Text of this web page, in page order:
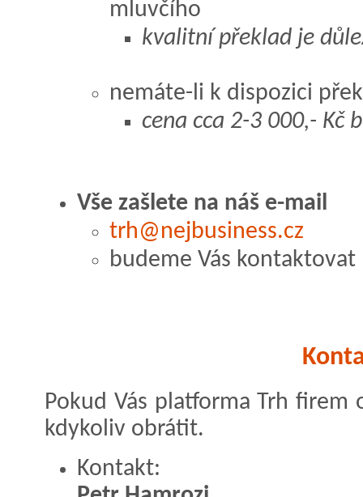
mluvčího
kvalitní překlad je
nemáte-li k dispozici
cena cca 2-3 000,- Kč
Vše zašlete na náš e-mail
trh@nejbusiness.cz
budeme Vás kontaktovat
Pokud Vás platforma Trh firem
kdykoliv obrátit.
Kontakt: